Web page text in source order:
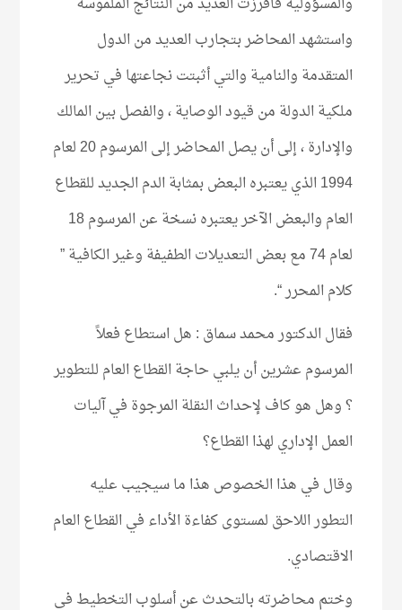
واستشهد المحاضر بتجارب العديد من الدول
المتقدمة والنامية والتي أثبتت نجاعتها في تحرير
ملكية الدولة من قيود الوصاية ، والفصل بين المالك
والإدارة ، إلى أن يصل المحاضر إلى المرسوم 20 لعام
1994 الذي يعتبره البعض بمثابة الدم الجديد للقطاع
العام والبعض الآخر يعتبره نسخة عن المرسوم 18
لعام 74 مع بعض التعديلات الطفيفة وغير الكافية ”
كلام المحرر “.
فقال الدكتور محمد سماق : هل استطاع فعلاً
المرسوم عشرين أن يلبي حاجة القطاع العام للتطوير
؟ وهل هو كاف لإحداث النقلة المرجوة في آليات
العمل الإداري لهذا القطاع؟
وقال في هذا الخصوص هذا ما سيجيب عليه
التطور اللاحق لمستوى كفاءة الأداء في القطاع العام
الاقتصادي.
وختم محاضرته بالتحدث عن أسلوب التخطيط في